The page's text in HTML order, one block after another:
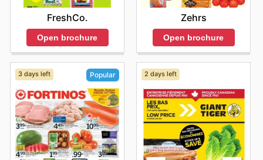
découvrir les meilleures offres et commencez à
économiser dès maintenant.
FreshCo.
Open brochure
Zehrs
Open brochure
3 days left Popular 2 days left